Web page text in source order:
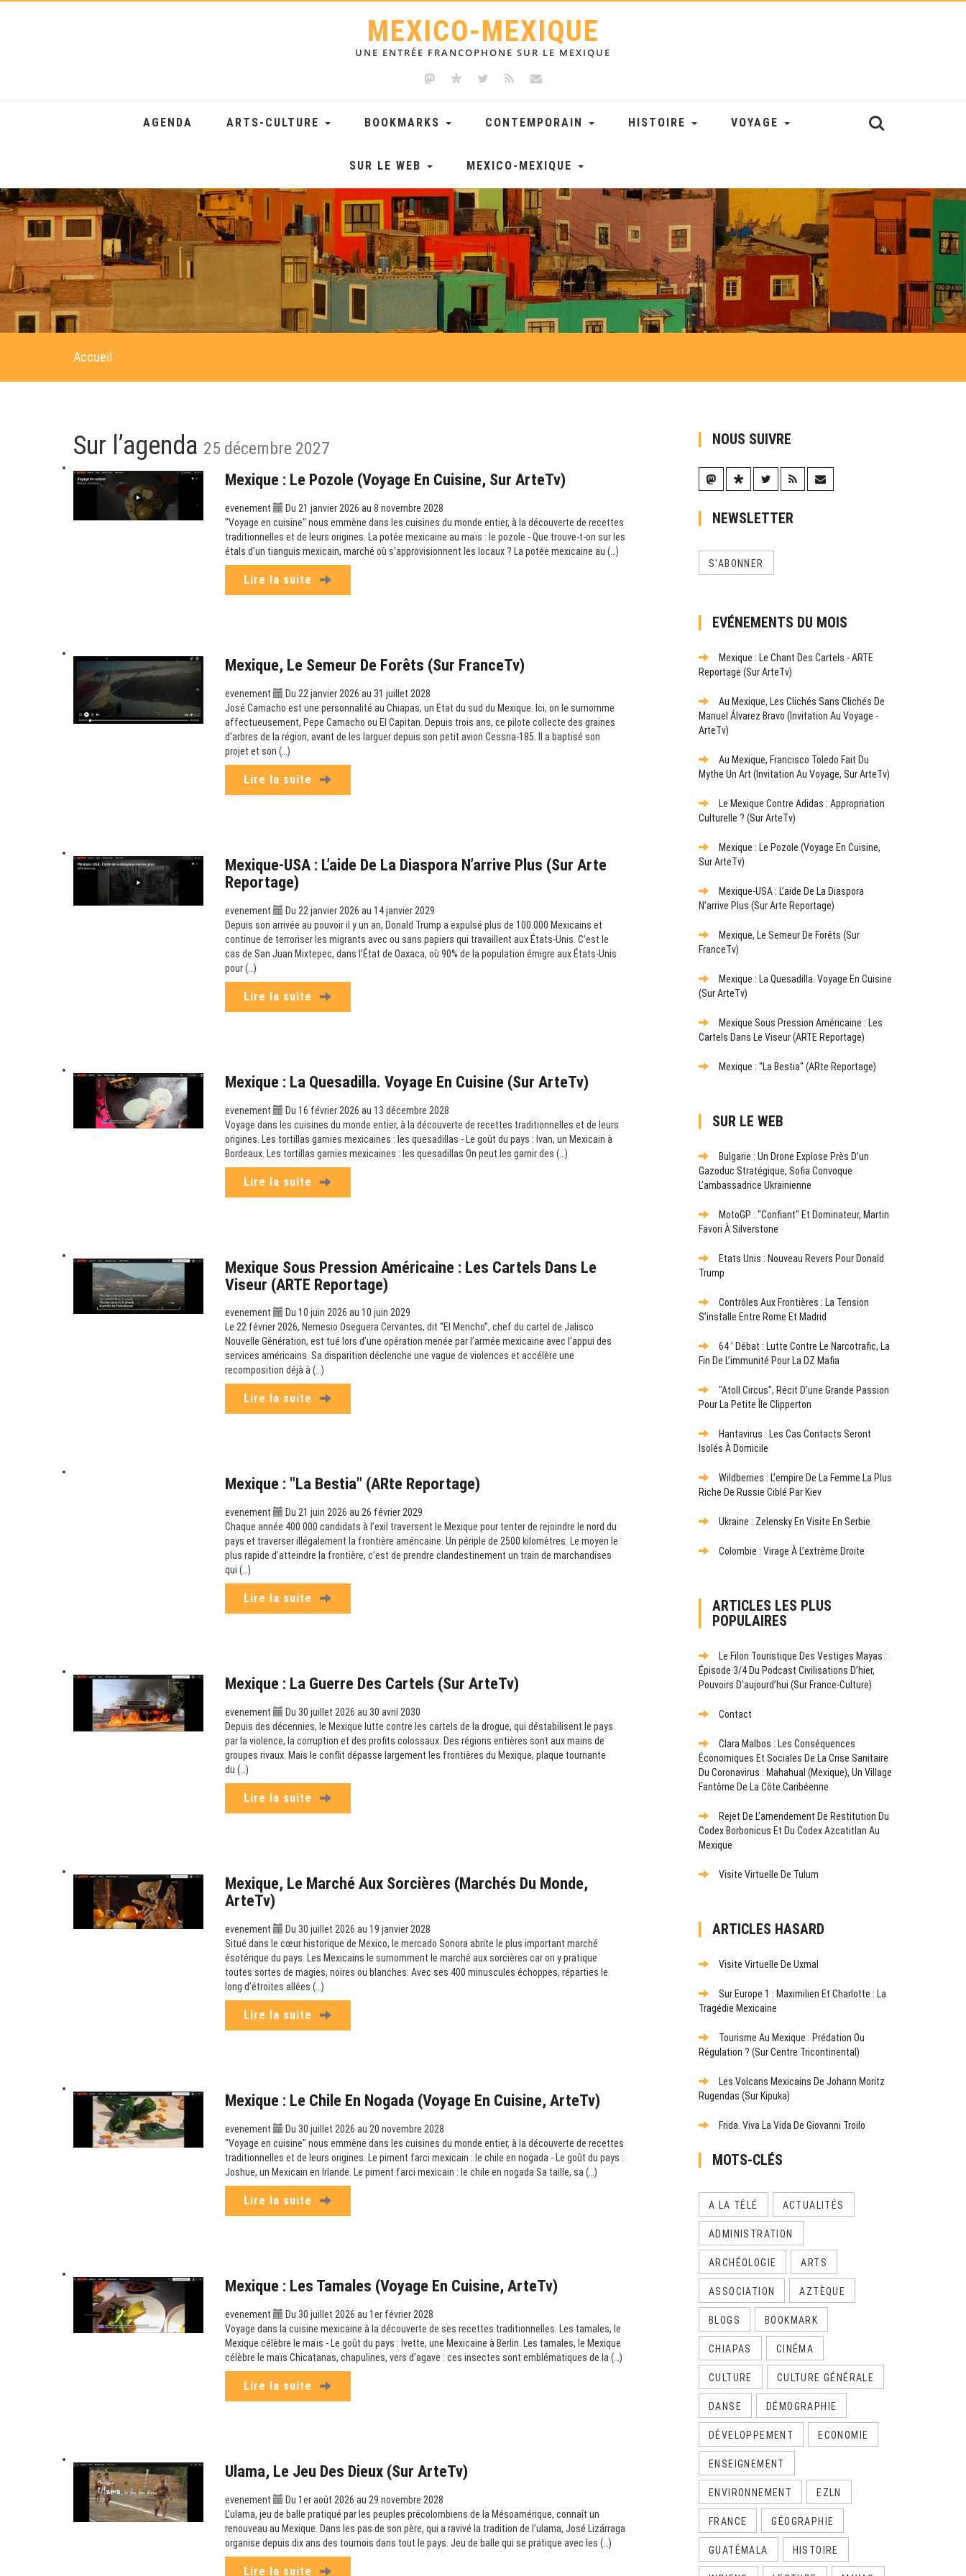
MEXICO-MEXIQUE
UNE ENTRÉE FRANCOPHONE SUR LE MEXIQUE
AGENDA ARTS-CULTURE BOOKMARKS CONTEMPORAIN HISTOIRE VOYAGE
SUR LE WEB MEXICO-MEXIQUE
Accueil
Sur l’agenda 25 décembre 2027
Mexique : Le Pozole (Voyage En Cuisine, Sur ArteTv)
evenement
Du 21 janvier 2026 au 8 novembre 2028
"Voyage en cuisine" nous emmène dans les cuisines du monde entier, à la découverte de recettes
traditionnelles et de leurs origines. La potée mexicaine au maïs : le pozole - Que trouve-t-on sur les
étals d’un tianguis mexicain, marché où s’approvisionnent les locaux ? La potée mexicaine au (…)
Lire la suite
Mexique, Le Semeur De Forêts (sur FranceTv)
evenement
Du 22 janvier 2026 au 31 juillet 2028
José Camacho est une personnalité au Chiapas, un Etat du sud du Mexique. Ici, on le surnomme
affectueusement, Pepe Camacho ou El Capitan. Depuis trois ans, ce pilote collecte des graines
d’arbres de la région, avant de les larguer depuis son petit avion Cessna-185. Il a baptisé son
projet et son (…)
Lire la suite
Mexique-USA : L’aide De La Diaspora N’arrive Plus (sur Arte
Reportage)
evenement
Du 22 janvier 2026 au 14 janvier 2029
Depuis son arrivée au pouvoir il y un an, Donald Trump a expulsé plus de 100.000 Mexicains et
continue de terroriser les migrants avec ou sans papiers qui travaillent aux États-Unis. C’est le
cas de San Juan Mixtepec, dans l’État de Oaxaca, où 90% de la population émigre aux États-Unis
pour (…)
Lire la suite
Mexique : La Quesadilla. Voyage En Cuisine (sur ArteTv)
evenement
Du 16 février 2026 au 13 décembre 2028
Voyage dans les cuisines du monde entier, à la découverte de recettes traditionnelles et de leurs
origines. Les tortillas garnies mexicaines : les quesadillas - Le goût du pays : Ivan, un Mexicain à
Bordeaux. Les tortillas garnies mexicaines : les quesadillas On peut les garnir des (…)
Lire la suite
Mexique Sous Pression Américaine : Les Cartels Dans Le
Viseur (ARTE Reportage)
evenement
Du 10 juin 2026 au 10 juin 2029
Le 22 février 2026, Nemesio Oseguera Cervantes, dit “El Mencho”, chef du cartel de Jalisco
Nouvelle Génération, est tué lors d’une opération menée par l’armée mexicaine avec l’appui des
services américains. Sa disparition déclenche une vague de violences et accélère une
recomposition déjà à (…)
Lire la suite
Mexique : "La Bestia" (ARte Reportage)
evenement
Du 21 juin 2026 au 26 février 2029
Chaque année 400 000 candidats à l’exil traversent le Mexique pour tenter de rejoindre le nord du
pays et traverser illégalement la frontière américaine. Un périple de 2500 kilomètres. Le moyen le
plus rapide d’atteindre la frontière, c’est de prendre clandestinement un train de marchandises
qui (…)
Lire la suite
Mexique : La Guerre Des Cartels (sur ArteTv)
evenement
Du 30 juillet 2026 au 30 avril 2030
Depuis des décennies, le Mexique lutte contre les cartels de la drogue, qui déstabilisent le pays
par la violence, la corruption et des profits colossaux. Des régions entières sont aux mains de
groupes rivaux. Mais le conflit dépasse largement les frontières du Mexique, plaque tournante
du (…)
Lire la suite
Mexique, Le Marché Aux Sorcières (Marchés Du Monde,
ArteTv)
evenement
Du 30 juillet 2026 au 19 janvier 2028
Situé dans le cœur historique de Mexico, le mercado Sonora abrite le plus important marché
ésotérique du pays. Les Mexicains le surnomment le marché aux sorcières car on y pratique
toutes sortes de magies, noires ou blanches. Avec ses 400 minuscules échoppes, réparties le
long d’étroites allées (…)
Lire la suite
Mexique : Le Chile En Nogada (Voyage En Cuisine, ArteTv)
evenement
Du 30 juillet 2026 au 20 novembre 2028
"Voyage en cuisine" nous emmène dans les cuisines du monde entier, à la découverte de recettes
traditionnelles et de leurs origines. Le piment farci mexicain : le chile en nogada - Le goût du pays :
Joshue, un Mexicain en Irlande. Le piment farci mexicain : le chile en nogada Sa taille, sa (…)
Lire la suite
Mexique : Les Tamales (Voyage En Cuisine, ArteTv)
evenement
Du 30 juillet 2026 au 1er février 2028
Voyage dans la cuisine mexicaine à la découverte de ses recettes traditionnelles. Les tamales, le
Mexique célèbre le maïs - Le goût du pays : Ivette, une Mexicaine à Berlin. Les tamales, le Mexique
célèbre le maïs Chicatanas, chapulines, vers d’agave : ces insectes sont emblématiques de la (…)
Lire la suite
Ulama, Le Jeu Des Dieux (sur ArteTv)
evenement
Du 1er août 2026 au 29 novembre 2028
L’ulama, jeu de balle pratiqué par les peuples précolombiens de la Mésoamérique, connaît un
renouveau au Mexique. Dans les pas de son père, qui a ravivé la tradition de l’ulama, José Lizárraga
organise depuis dix ans des tournois dans tout le pays. Jeu de balle qui se pratique avec les (…)
Lire la suite
NOUS SUIVRE
NEWSLETTER
S'ABONNER
EVÉNEMENTS DU MOIS
Mexique : Le Chant Des Cartels - ARTE
Reportage (sur ArteTv)
Au Mexique, Les Clichés Sans Clichés De
Manuel Álvarez Bravo (Invitation Au Voyage -
ArteTv)
Au Mexique, Francisco Toledo Fait Du
Mythe Un Art (Invitation Au Voyage, Sur ArteTv)
Le Mexique Contre Adidas : Appropriation
Culturelle ? (sur ArteTv)
Mexique : Le Pozole (Voyage En Cuisine,
Sur ArteTv)
Mexique-USA : L’aide De La Diaspora
N’arrive Plus (sur Arte Reportage)
Mexique, Le Semeur De Forêts (sur
FranceTv)
Mexique : La Quesadilla. Voyage En Cuisine
(sur ArteTv)
Mexique Sous Pression Américaine : Les
Cartels Dans Le Viseur (ARTE Reportage)
Mexique : "La Bestia" (ARte Reportage)
SUR LE WEB
Bulgarie : Un Drone Explose Près D’un
Gazoduc Stratégique, Sofia Convoque
L’ambassadrice Ukrainienne
MotoGP : "Confiant" Et Dominateur, Martin
Favori À Silverstone
Etats Unis : Nouveau Revers Pour Donald
Trump
Contrôles Aux Frontières : La Tension
S’installe Entre Rome Et Madrid
64 ’ Débat : Lutte Contre Le Narcotrafic, La
Fin De L’immunité Pour La DZ Mafia
"Atoll Circus", Récit D’une Grande Passion
Pour La Petite Île Clipperton
Hantavirus : Les Cas Contacts Seront
Isolés À Domicile
Wildberries : L’empire De La Femme La Plus
Riche De Russie Ciblé Par Kiev
Ukraine : Zelensky En Visite En Serbie
Colombie : Virage À L’extrême Droite
ARTICLES LES PLUS
POPULAIRES
Le Filon Touristique Des Vestiges Mayas :
Épisode 3/4 Du Podcast Civilisations D’hier,
Pouvoirs D’aujourd’hui (sur France-Culture)
Contact
Clara Malbos : Les Conséquences
Économiques Et Sociales De La Crise Sanitaire
Du Coronavirus : Mahahual (Mexique), Un Village
Fantôme De La Côte Caribéenne
Rejet De L’amendement De Restitution Du
Codex Borbonicus Et Du Codex Azcatitlan Au
Mexique
Visite Virtuelle De Tulum
ARTICLES HASARD
Visite Virtuelle De Uxmal
Sur Europe 1 : Maximilien Et Charlotte : La
Tragédie Mexicaine
Tourisme Au Mexique : Prédation Ou
Régulation ? (Sur Centre Tricontinental)
Les Volcans Mexicains De Johann Moritz
Rugendas (sur Kipuka)
Frida. Viva La Vida De Giovanni Troilo
MOTS-CLÉS
A LA TÉLÉ ACTUALITÉS
ADMINISTRATION
ARCHÉOLOGIE ARTS
ASSOCIATION AZTÈQUE
BLOGS BOOKMARK
CHIAPAS CINÉMA
CULTURE CULTURE GÉNÉRALE
DANSE DÉMOGRAPHIE
DÉVELOPPEMENT ECONOMIE
ENSEIGNEMENT
ENVIRONNEMENT EZLN
FRANCE GÉOGRAPHIE
GUATÉMALA HISTOIRE